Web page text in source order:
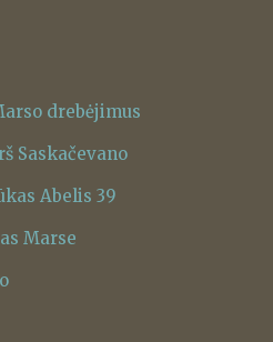
drebėjimus
Saskačevano
Abelis 39
Marse